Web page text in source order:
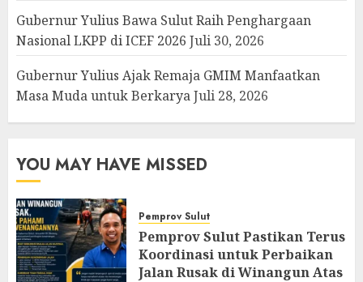
Gubernur Yulius Bawa Sulut Raih Penghargaan
Nasional LKPP di ICEF 2026 Juli 30, 2026
Gubernur Yulius Ajak Remaja GMIM Manfaatkan
Masa Muda untuk BerkaryaJuli 28, 2026
YOU MAY HAVE MISSED
Pemprov Sulut
Pemprov Sulut Pastikan Terus
Koordinasi untuk Perbaikan
Jalan Rusak di Winangun Atas